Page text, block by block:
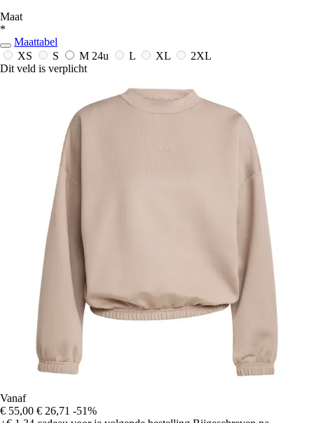
Maat
*
Maattabel
XS
S M 24u L XL
2XL
Dit veld is verplicht
Vanaf
€ 55,00 € 26,71 -51%